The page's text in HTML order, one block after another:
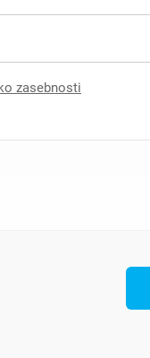
zasebnosti